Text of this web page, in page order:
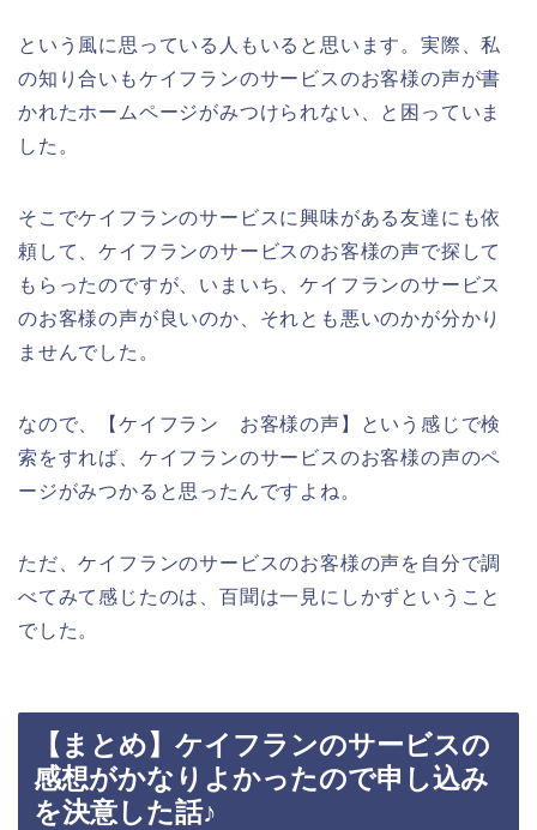
という風に思っている人もいると思います。実際、私
の知り合いもケイフランのサービスのお客様の声が書
かれたホームページがみつけられない、と困っていま
した。
そこでケイフランのサービスに興味がある友達にも依
頼して、ケイフランのサービスのお客様の声で探して
もらったのですが、いまいち、ケイフランのサービス
のお客様の声が良いのか、それとも悪いのかが分かり
ませんでした。
なので、【ケイフラン お客様の声】という感じで検
索をすれば、ケイフランのサービスのお客様の声のペ
ージがみつかると思ったんですよね。
ただ、ケイフランのサービスのお客様の声を自分で調
べてみて感じたのは、百聞は一見にしかずということ
でした。
【まとめ】ケイフランのサービスの
感想がかなりよかったので申し込み
を決意した話♪